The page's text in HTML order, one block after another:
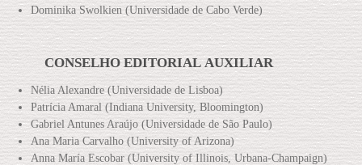
Dominika Swolkien (Universidade de Cabo Verde)
CONSELHO EDITORIAL AUXILIAR
Nélia Alexandre (Universidade de Lisboa)
Patrícia Amaral (Indiana University, Bloomington)
Gabriel Antunes Araújo (Universidade de São Paulo)
Ana Maria Carvalho (University of Arizona)
Anna María Escobar (University of Illinois, Urbana-Champaign)